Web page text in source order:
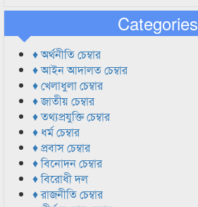
Categories
♦ অর্থনীতি চেম্বার
♦ আইন আদালত চেম্বার
♦ খেলাধুলা চেম্বার
♦ জাতীয় চেম্বার
♦ তথ্যপ্রযুক্তি চেম্বার
♦ ধর্ম চেম্বার
♦ প্রবাস চেম্বার
♦ বিনোদন চেম্বার
♦ বিরোধী দল
♦ রাজনীতি চেম্বার